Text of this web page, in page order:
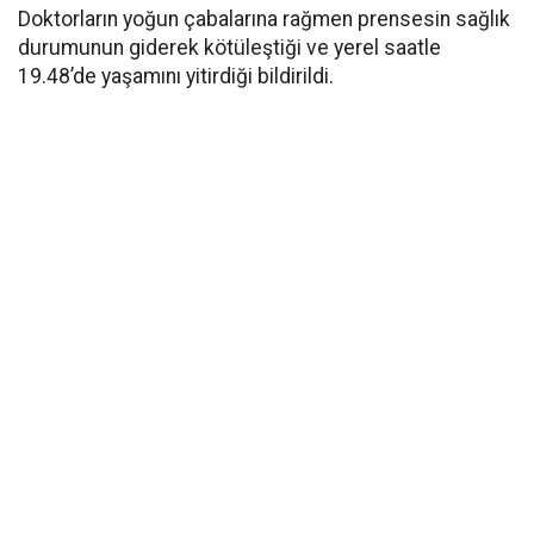
Doktorların yoğun çabalarına rağmen prensesin sağlık
durumunun giderek kötüleştiği ve yerel saatle
19.48’de yaşamını yitirdiği bildirildi.